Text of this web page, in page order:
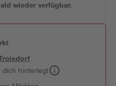
wieder verfügbar.
dich hinterlegt